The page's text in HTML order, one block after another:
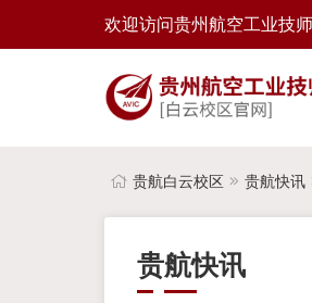
欢迎访问贵州航空工业技
贵航白云校区 贵航快讯
贵航快讯